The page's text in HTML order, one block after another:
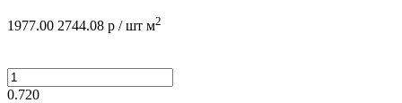
1977.00 2744.08 р / шт м2
0.720